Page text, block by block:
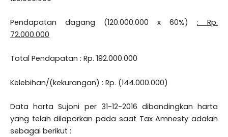
Pendapatan dagang (120.000.000 x 60%) : Rp.
72.000.000
Total Pendapatan : Rp. 192.000.000
Kelebihan/(kekurangan) : Rp. (144.000.000)
Data harta Sujoni per 31-12-2016 dibandingkan harta
yang telah dilaporkan pada saat Tax Amnesty adalah
sebagai berikut :